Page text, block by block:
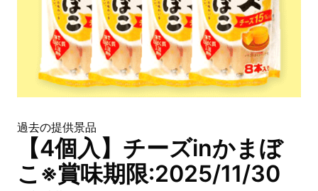
過去の提供景品
【4個入】チーズinかまぼ
こ※賞味期限:2025/11/30